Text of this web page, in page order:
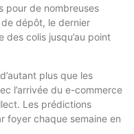
pour de nombreuses
de dépôt, le dernier
des colis jusqu’au point
plus que les
l’arrivée du e-commerce
Les prédictions
foyer chaque semaine en